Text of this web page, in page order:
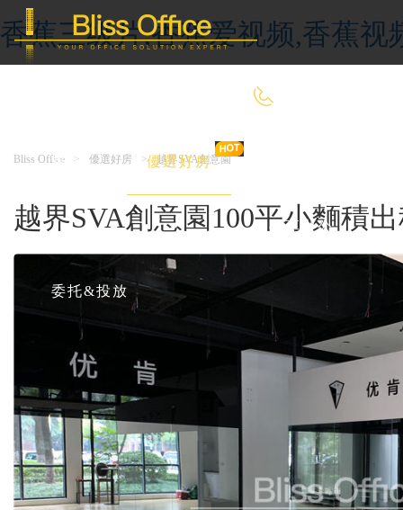
香蕉三级片,香蕉爱视频,香蕉视
首 頁 優選好房
共享辦公
委托&投放
Bliss Office > 優選好房 > 越界SVA創意園
越界SVA創意園100平小麵積